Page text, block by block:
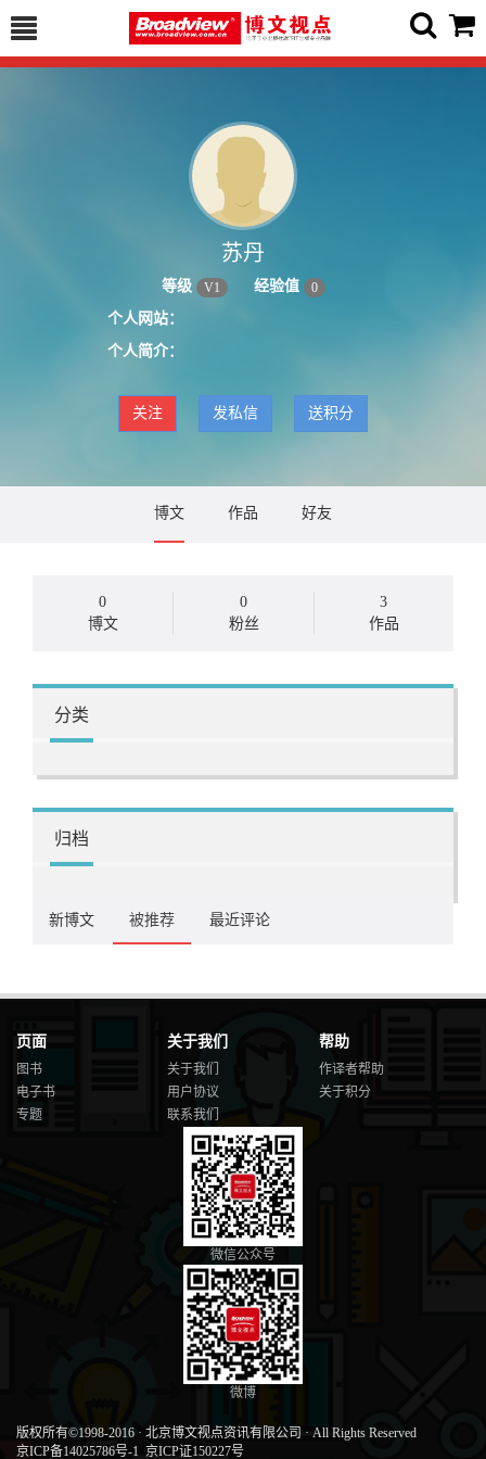
苏丹
等级 V1 经验值 0
个人网站：
个人简介：
关注 发私信 送积分
博文 作品 好友
0
博文
0
粉丝
3
作品
分类
归档
新博文 被推荐 最近评论
页面
图书
电子书
专题
关于我们
关于我们
用户协议
联系我们
帮助
作译者帮助
关于积分
微信公众号
微博
版权所有©1998-2016 · 北京博文视点资讯有限公司 · All Rights Reserved
京ICP备14025786号-1 京ICP证150227号